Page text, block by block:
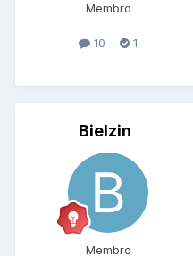
Membro
10 1
Bielzin
Membro